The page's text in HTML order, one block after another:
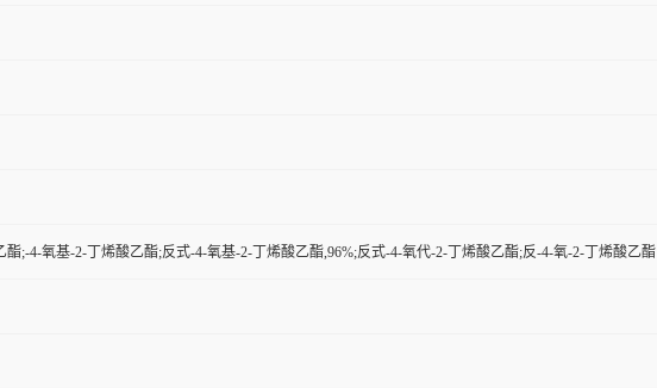
酯;-4-氧基-2-丁烯酸乙酯;反式-4-氧基-2-丁烯酸乙酯,96%;反式-4-氧代-2-丁烯酸乙酯;反-4-氧-2-丁烯酸乙酯